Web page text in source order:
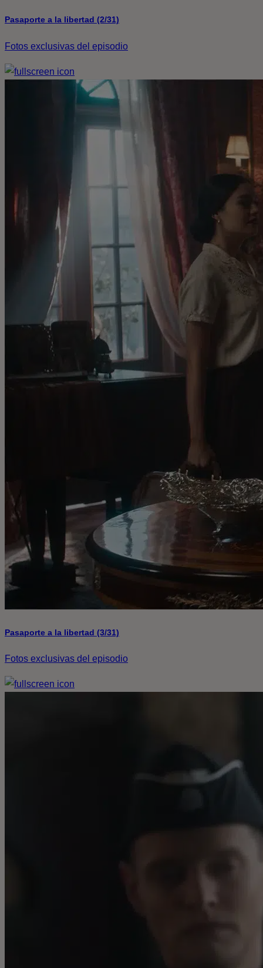
Pasaporte a la libertad (2/31)
Fotos exclusivas del episodio
Pasaporte a la libertad (3/31)
Fotos exclusivas del episodio